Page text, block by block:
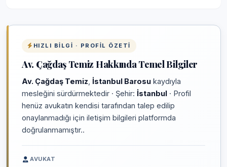
HIZLI BILGI · PROFIL ÖZETI
Av. Çağdaş Temiz Hakkında Temel Bilgiler
Av. Çağdaş Temiz İstanbul Barosu kaydıyla
mesleğini sürdürmektedir · Şehir: İstanbul · Profil
henüz avukatın kendisi tarafından talep edilip
onaylanmadığı için iletişim bilgileri platformda
doğrulanmamıştır..
AVUKAT